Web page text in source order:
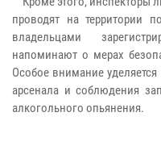
проводят на территории
владельцами
напоминают о мерах
Особое внимание
арсенала и соблюдения
алкогольного опьянения.